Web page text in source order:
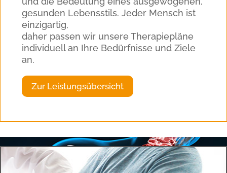
gesunden Lebensstils. Jeder Mensch ist
einzigartig,
daher passen wir unsere Therapiepläne
individuell an Ihre Bedürfnisse und Ziele
an.
Zur Leistungsübersicht